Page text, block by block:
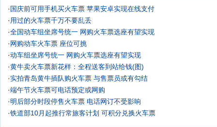
·国庆前可用手机买火车票 苹果安卓实现在线支付
· 用过的火车票千万不要乱丢
·全国动车组坐席号统一 网购火车票选座有望实现
·网购动车火车票 座位可挑
·动车组坐席号统一 网购火车票选座有望实现
·黄牛卖火车票新花样：全程送客到站给钱(图)
·实拍青岛黄牛插队购火车票 与售票员或有勾结
·端午节火车票可电话预定或网购
·明后部分时段停售火车票 电话网订不受影响
·铁道部10月起推行常旅客计划 可积分兑换火车票